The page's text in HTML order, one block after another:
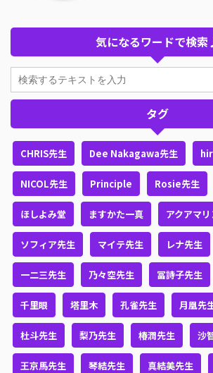
気になるワードで検索
タグ
CHRIS先生 Dee Nakagawa先生
NICOL先生 Principle Rosie先生
ほしよみ堂 ますかた一真 アクアマリ
ソフィア先生 マイテ先生 レナ先生
一二三先生 乃々空先生 冨詩子先生
千里眼 塔里木 孔雀先生 月凰先
杜斗先生 梨乃先生 椿潤先生 沙
王京馬先生 琴結先生 真結美先生